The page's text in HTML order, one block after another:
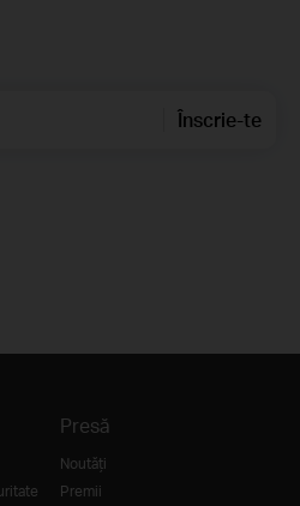
Înscrie-te
Presă
Noutăţi
Premii